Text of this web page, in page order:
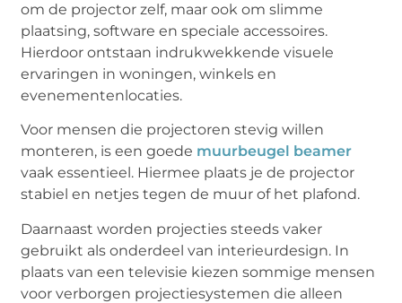
om de projector zelf, maar ook om slimme
plaatsing, software en speciale accessoires.
Hierdoor ontstaan indrukwekkende visuele
ervaringen in woningen, winkels en
evenementenlocaties.
Voor mensen die projectoren stevig willen
monteren, is een goede muurbeugel beamer
vaak essentieel. Hiermee plaats je de projector
stabiel en netjes tegen de muur of het plafond.
Daarnaast worden projecties steeds vaker
gebruikt als onderdeel van interieurdesign. In
plaats van een televisie kiezen sommige mensen
voor verborgen projectiesystemen die alleen